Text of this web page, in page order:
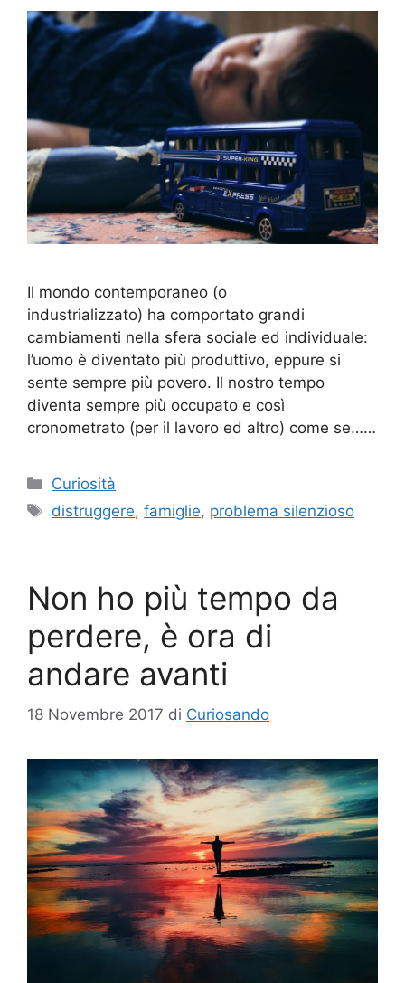
Il mondo contemporaneo (o
industrializzato) ha comportato grandi
cambiamenti nella sfera sociale ed individuale:
l’uomo è diventato più produttivo, eppure si
sente sempre più povero. Il nostro tempo
diventa sempre più occupato e così
cronometrato (per il lavoro ed altro) come se……
Categorie
Curiosità
Tag
distruggere,famiglie, problema silenzioso
Non ho più tempo da
perdere, è ora di
andare avanti
18 Novembre 2017 di Curiosando